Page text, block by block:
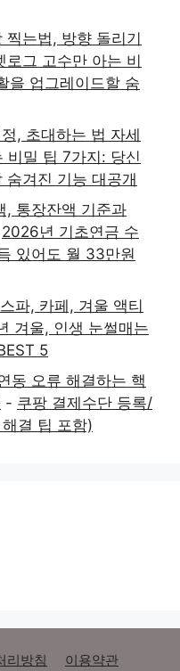
찍는법, 방향 돌리기
로그 고수만 아는 비
을 업그레이드할 숨
, 초대하는 법 자세
비밀 팁 7가지: 당신
겨진 기능 대공개
, 통장잔액 기준과
2026년 기초연금 수
있어도 월 33만원
파, 카페, 겨울 액티
겨울, 인생 눈썰매는
5
동 오류 해결하는 핵
- 쿠팡 결제수단 등록/
결 팁 포함)
리방침 이용약관